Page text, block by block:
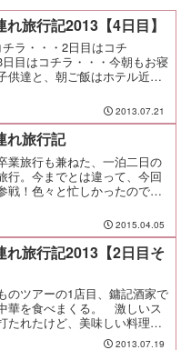
れ旅行記2013【4日目】
ラ・・・2日目はコチ
目はコチラ・・・今朝もお寝
供達と、朝ご飯はホテル近く
富で、どれにするか迷ってし
、具材を入れてお粥を掛け
らね。外国人向け...
2013.07.21
れ旅行記
業旅行も兼ねた、一泊二日の
行。今までとは違って、今回
戦！色々と忙しかったので駆
は日本一の朝食にも輝いたラ
ベイと、短いながらも楽しめ
った。
2015.04.05
れ旅行記2013【2日目そ
のツアーの1店目、鏞記酒家で
華を食べまくる。 激しいス
たれたけど、美味しい料理で
2013.07.19